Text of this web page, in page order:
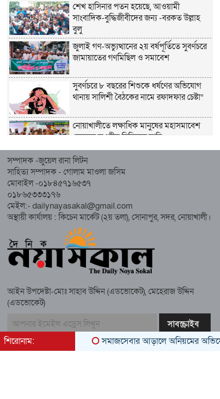
শেখ হাসিনার পতন হয়েছে, আওয়ামী
সাংবাদিক-বুদ্ধিজীবীদের জন্য -বরকত উল্লাহ
বুলু
জুলাই গণ-অভ্যুত্থানের ২য় বর্ষপূর্তিতে সুবর্ণচরে
জামায়াতের গণমিছিল ও সমাবেশ
সুবর্ণচরে ৮ বছরের শিশুকে ধর্ষণের অভিযোগ
থানায় সালিশী বৈঠকের নামে রফাদফার চেষ্টা“
নোয়াখালীতে লক্ষাধিক মানুষের মহাসমাবেশ
হেজবুত তওহীদ নিষিদ্ধের দাবি
নোয়াখালীতে ইসলামী মহাসমাবেশের প্রস্তুতি
সম্পন্ন, অংশ নেবেন লক্ষাধিক মানুষ
নোয়াখালীতে ইসলামী ছাত্রশিবিরের ‘অদম্য
জুলাই’ মিছিল
সুবর্ণচরে মায়ের অভিযোগে সাবেক ভাইস
চেয়ারম্যান গ্রেপ্তার
স্মরণ সভায় মিলাদ ও দোয়া
কামরুল কাননের ছবি বিকৃত করে অপপ্রচারের
সম্পাদক -জুয়েল রানা লিটন
সাহিত্য সম্পাদক - গোলাম মাওলা জসিম
মোবাইল -০১৮৪৫৭১৬৫৩৭
০১৮৬৫৩৩৩১৭৬
মেইল:- dailynayasakal@gmail.com
অস্থায়ী কার্যালয় : কিচেন মার্কেট (২য় তলা), সোনাপুর, সদর, নোয়াখালী।
আইন উপদেষ্টা-মোঃ সাহাব উদ্দিন (এডভোকেট), মেহেরাজ উদ্দিন
(এডভোকেট)
শিরোনাম: সমাজসেবার আড়ালে অনিয়মের অভিযোগ: